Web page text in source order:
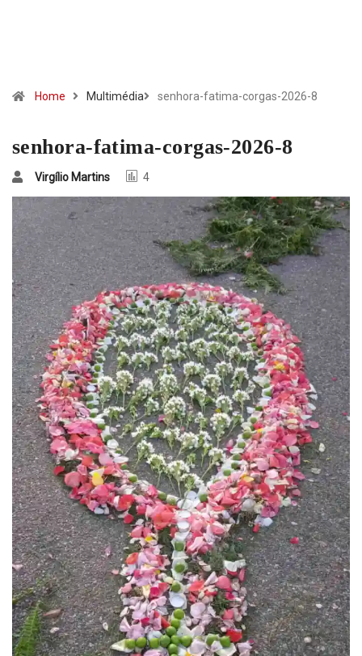
Home Multimédia senhora-fatima-corgas-2026-8
senhora-fatima-corgas-2026-8
Virgílio Martins 4